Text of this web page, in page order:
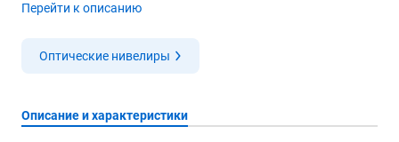
Перейти к описанию
Оптические нивелиры
Описание и характеристики